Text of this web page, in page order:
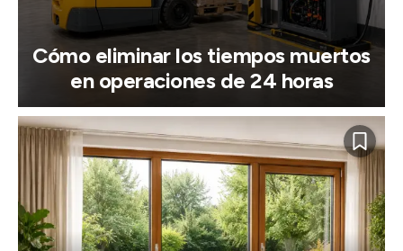
Cómo eliminar los tiempos muertos
en operaciones de 24 horas